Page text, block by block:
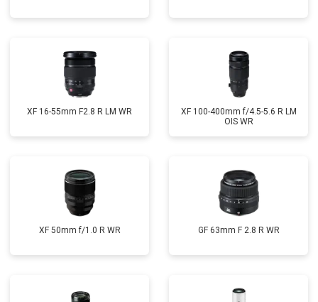
XF 16-55mm F2.8 R LM WR
XF 100-400mm f/4.5-5.6 R LM
OIS WR
XF 50mm f/1.0 R WR GF 63mm F 2.8 R WR